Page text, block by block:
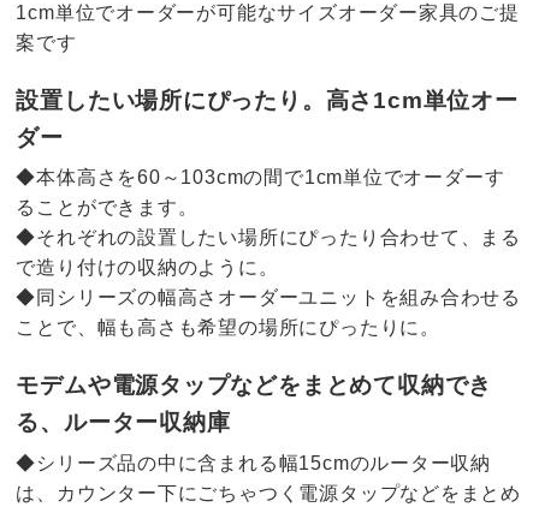
1cm単位でオーダーが可能なサイズオーダー家具のご提
案です
設置したい場所にぴったり。高さ1cm単位オー
ダー
◆本体高さを60～103cmの間で1cm単位でオーダーす
ることができます。
◆それぞれの設置したい場所にぴったり合わせて、まる
で造り付けの収納のように。
◆同シリーズの幅高さオーダーユニットを組み合わせる
ことで、幅も高さも希望の場所にぴったりに。
モデムや電源タップなどをまとめて収納でき
る、ルーター収納庫
◆シリーズ品の中に含まれる幅15cmのルーター収納
は、カウンター下にごちゃつく電源タップなどをまとめ